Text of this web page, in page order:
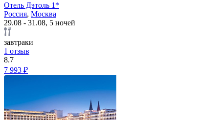
Отель Дэтоль 1*
Россия, Москва
29.08 - 31.08, 5 ночей
завтраки
1 отзыв
8.7
7 993 ₽